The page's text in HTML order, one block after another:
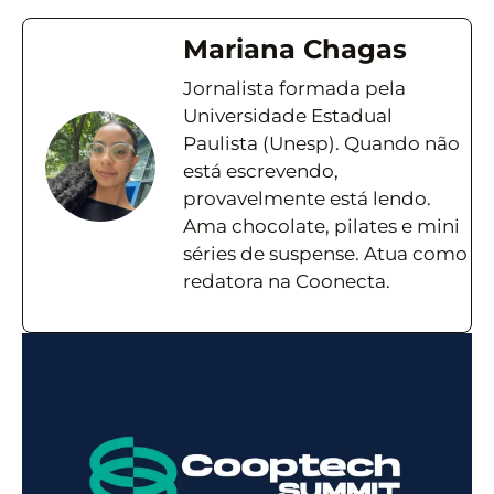
Mariana Chagas
Jornalista formada pela
Universidade Estadual
Paulista (Unesp). Quando não
está escrevendo,
provavelmente está lendo.
Ama chocolate, pilates e mini
séries de suspense. Atua como
redatora na Coonecta.